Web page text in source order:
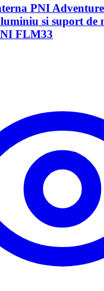
PNI
si suport de
FLM33